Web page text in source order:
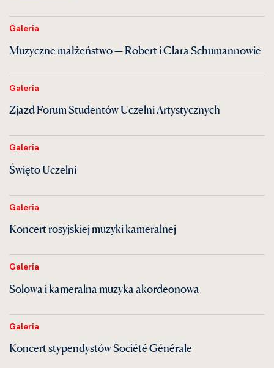
Galeria
Muzyczne małżeństwo — Robert i Clara Schumannowie
Galeria
Zjazd Forum Studentów Uczelni Artystycznych
Galeria
Święto Uczelni
Galeria
Koncert rosyjskiej muzyki kameralnej
Galeria
Solowa i kameralna muzyka akordeonowa
Galeria
Koncert stypendystów Société Générale